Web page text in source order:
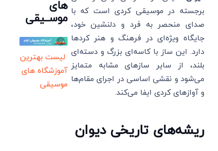
برجسته در موسیقی کردی است که با
صدای منحصر به فرد و دلنشین خود،
جایگاه ویژه‌ای در فرهنگ و هنر کردها
دارد. این ساز با کاسه‌ای بزرگ و دسته‌ای
بلند، از سایر سازهای مشابه متمایز
می‌شود و نقشی اساسی در اجرای مقام‌ها
و آوازهای کردی ایفا می‌کند.
ریشه‌های تاریخی دیوان
های
موســیقی
لیست بهترین
آموزشگاه های
موسیقی